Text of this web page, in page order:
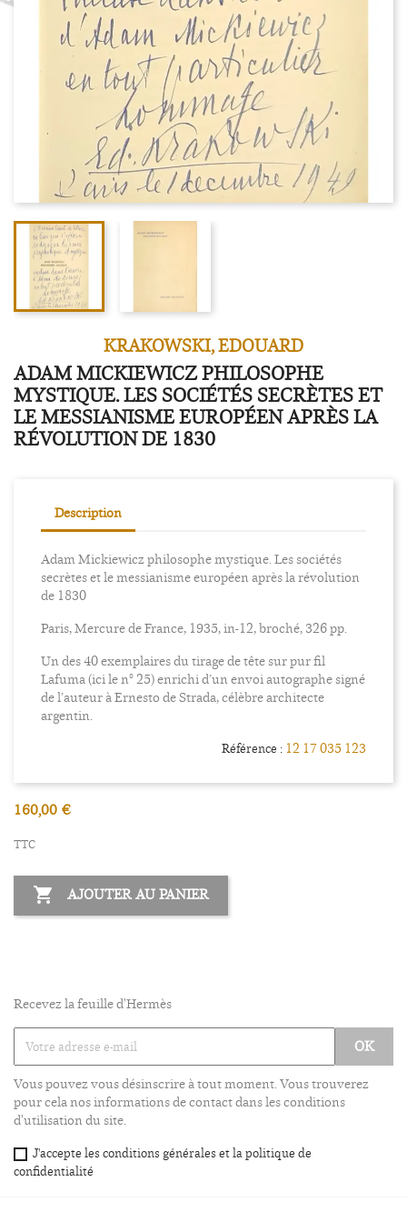
KRAKOWSKI, EDOUARD
ADAM MICKIEWICZ PHILOSOPHE
MYSTIQUE. LES SOCIÉTÉS SECRÈTES ET
LE MESSIANISME EUROPÉEN APRÈS LA
RÉVOLUTION DE 1830
Description
Adam Mickiewicz philosophe mystique. Les sociétés
secrètes et le messianisme européen après la révolution
de 1830
Paris, Mercure de France, 1935, in-12, broché, 326 pp.
Un des 40 exemplaires du tirage de tête sur pur fil
Lafuma (ici le n° 25) enrichi d’un envoi autographe signé
de l’auteur à Ernesto de Strada, célèbre architecte
argentin.
Référence : 12 17 035 123
160,00 €
TTC
 AJOUTER AU PANIER
Recevez la feuille d'Hermès
Vous pouvez vous désinscrire à tout moment. Vous trouverez
pour cela nos informations de contact dans les conditions
d'utilisation du site.
J'accepte les conditions générales et la politique de
confidentialité